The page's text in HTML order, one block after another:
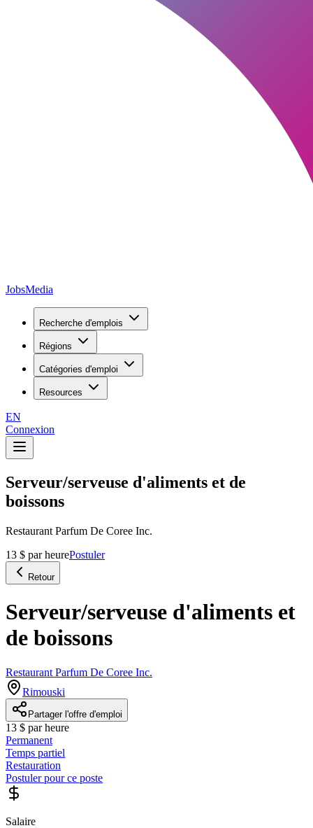
JobsMedia
Recherche d'emplois
Régions
Catégories d'emploi
Resources
EN
Connexion
Serveur/serveuse d'aliments et de
boissons
Restaurant Parfum De Coree Inc.
13 $ par heurePostuler
Retour
Serveur/serveuse d'aliments et
de boissons
Restaurant Parfum De Coree Inc.
Rimouski
Partager l'offre d'emploi
13 $ par heure
Permanent
Temps partiel
Restauration
Postuler pour ce poste
Salaire